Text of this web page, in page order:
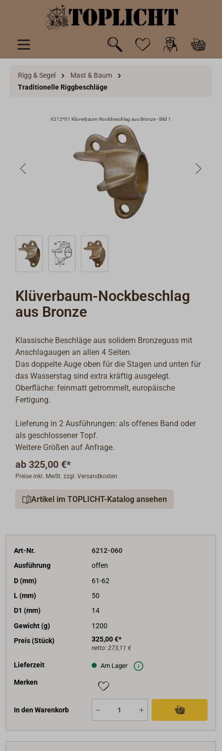
springen
Rigg & Segel
Mast & Baum
Traditionelle Riggbeschläge
6212*01 Klüverbaum-Nockbeschlag aus Bronze - Bild 1
Klüverbaum-Nockbeschlag
aus Bronze
Klassische Beschläge aus solidem Bronzeguss mit
Anschlagaugen an allen 4 Seiten.
Das doppelte Auge oben für die Stagen und unten für
das Wasserstag sind extra kräftig ausgelegt.
Oberfläche: feinmatt getrommelt, europäische
Fertigung.
Lieferung in 2 Ausführungen: als offenes Band oder
als geschlossener Topf.
Weitere Größen auf Anfrage.
ab 325,00 €*
Preise inkl. MwSt. zzgl. Versandkosten
Artikel im TOPLICHT-Katalog ansehen
Art-Nr.
6212-060
Ausführung
offen
D (mm)
61-62
L (mm)
50
D1 (mm)
14
Gewicht (g)
1200
Preis (Stück)
325,00 €*
netto: 273,11 €
Lieferzeit Am Lager
Merken
In den Warenkorb